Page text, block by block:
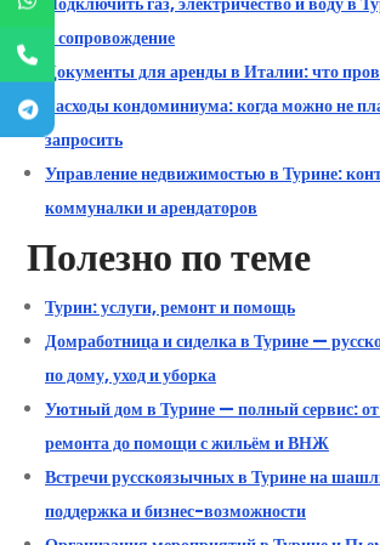
и сопровождение
Документы для аренды в Италии: что
Расходы кондоминиума: когда можно не
запросить
Управление недвижимостью в Турине:
коммуналки и арендаторов
Полезно по теме
Турин: услуги, ремонт и помощь
Домработница и сиделка в Турине —
по дому, уход и уборка
Уютный дом в Турине — полный сервис:
ремонта до помощи с жильём и ВНЖ
Встречи русскоязычных в Турине на
поддержка и бизнес-возможности